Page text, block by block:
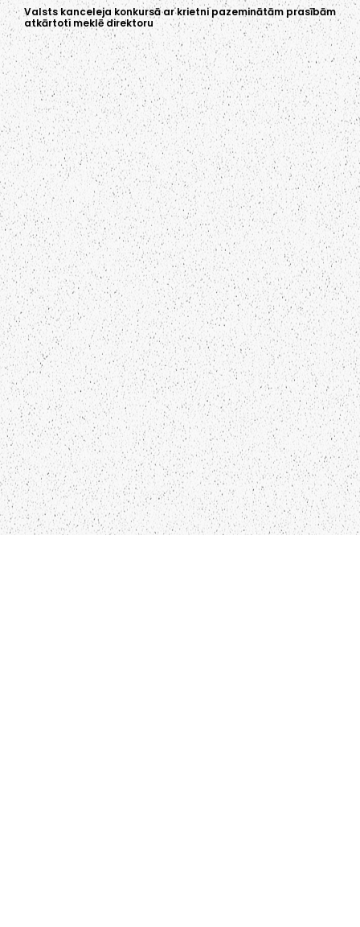
Valsts kanceleja konkursā ar krietni pazeminātām prasībām
atkārtoti meklē direktoru